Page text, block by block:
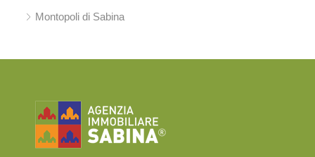
Montopoli di Sabina